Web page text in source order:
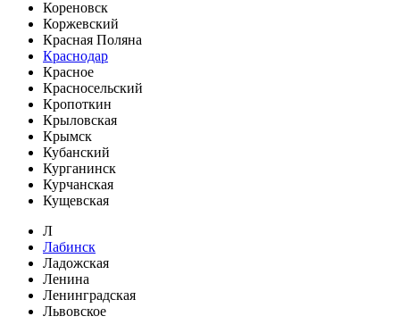
Кореновск
Коржевский
Красная Поляна
Краснодар
Красное
Красносельский
Кропоткин
Крыловская
Крымск
Кубанский
Курганинск
Курчанская
Кущевская
Л
Лабинск
Ладожская
Ленина
Ленинградская
Львовское